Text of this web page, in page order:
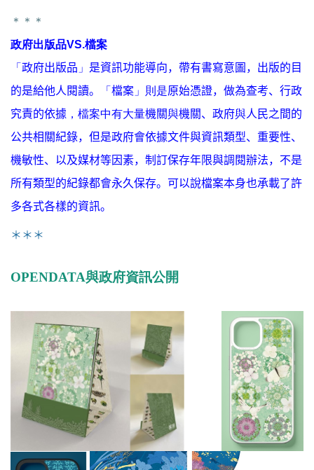
＊＊＊
政府出版品VS.檔案
「 政府出版品 」 是資訊功能導向，帶有書寫意圖，出版的目
的是給他人閱讀。
「 檔案 」則是原始憑證，做為查考、行政
究責的依據 ，檔案中有大量機關與機關、政府與人民之間的
公共相關紀錄，但是政府會依據文件與資訊類型、重要性、
機敏性、以及媒材等因素，制訂保存年限與調閱辦法，不是
所有類型的紀錄都會永久保存。可以說檔案本身也承載了許
多各式各樣的資訊。
＊＊＊
OPENDATA與政府資訊公開